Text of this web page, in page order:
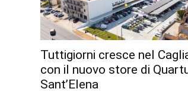
Tuttigiorni cresce nel
con il nuovo store di
Sant’Elena